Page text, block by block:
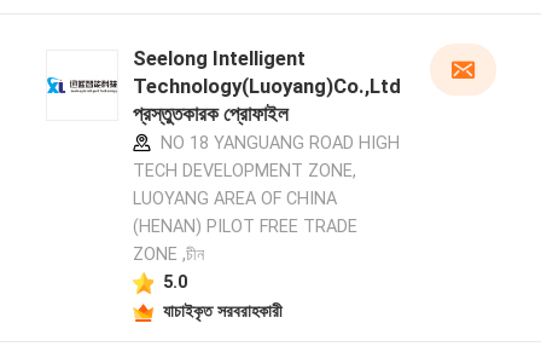
Seelong Intelligent
Technology(Luoyang)Co.,Ltd
প্রস্তুতকারক প্রোফাইল
NO 18 YANGUANG ROAD HIGH
TECH DEVELOPMENT ZONE,
LUOYANG AREA OF CHINA
(HENAN) PILOT FREE TRADE
ZONE ,চীন
5.0
যাচাইকৃত সরবরাহকারী